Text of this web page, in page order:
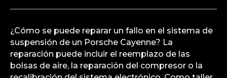
¿Cómo se puede reparar un fallo en el sistema de
suspensión de un Porsche Cayenne? La
reparación puede incluir el reemplazo de las
bolsas de aire, la reparación del compresor o la